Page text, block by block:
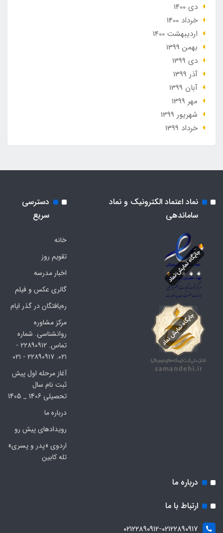
دی 1400
خرداد 1400
ارديبهشت 1400
بهمن 1399
دی 1399
آذر 1399
آبان 1399
مهر 1399
شهریور 1399
خرداد 1399
نماد اعتماد الکترونیک و نماد
ساماندهی
دسترسی
سریع
خانه
تقویم روز
اخبار مدرسه
گالری عکس و فیلم
ره‌یافتگان در گذر ایام
مرکز مشاوره
روانشناسی. شماره
تماس. ۲۲۸۹۰۹۱۲ -
۰۲۱. ۲۲۸۹۰۹۱۷ - ۰۲۱
آغاز مرحله اول پیش
ثبت نام سال
تحصیلی 1406 _ 1405
درباره ما
رویدادهای پیش رو
اردوی «پدر و پسری»
تله کابین
درباره ما
ارتباط با ما
۰۲۱۲۲۸۹۰۹۱۲-۰۲۱۲۲۸۹۰۹۱۷